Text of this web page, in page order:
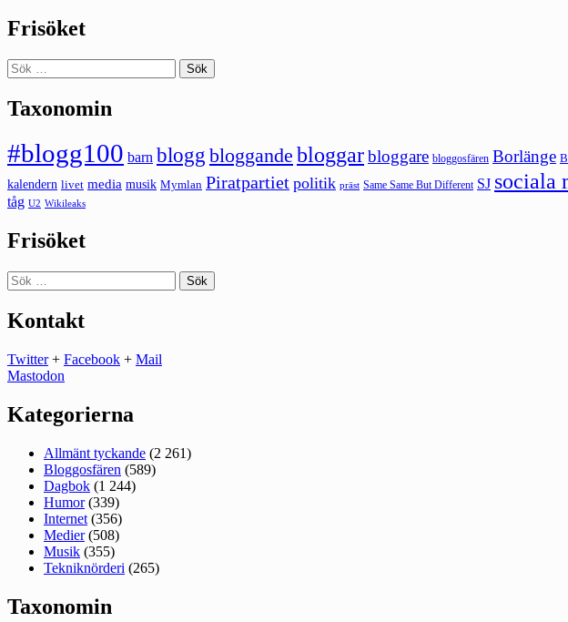
Frisöket
Sök
efter:
Taxonomin
#blogg100 barn blogg bloggande bloggarbloggare bloggosfären Borlänge
kalendern livet media musik Mymlan Piratpartiet politik präst Same Same But Different SJ sociala
tåg U2 Wikileaks
Frisöket
Sök
efter:
Kontakt
Twitter+ Facebook + Mail
Mastodon
Kategorierna
Allmänt tyckande (2 261)
Bloggosfären (589)
Dagbok (1 244)
Humor(339)
Internet (356)
Medier(508)
Musik (355)
Tekniknörderi (265)
Taxonomin